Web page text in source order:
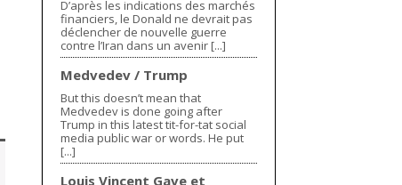
D’après les indications des marchés
financiers, le Donald ne devrait pas
déclencher de nouvelle guerre
contre l’Iran dans un avenir [...]
Medvedev / Trump
But this doesn’t mean that
Medvedev is done going after
Trump in this latest tit-for-tat social
media public war or words. He put
[...]
Louis Vincent Gave et